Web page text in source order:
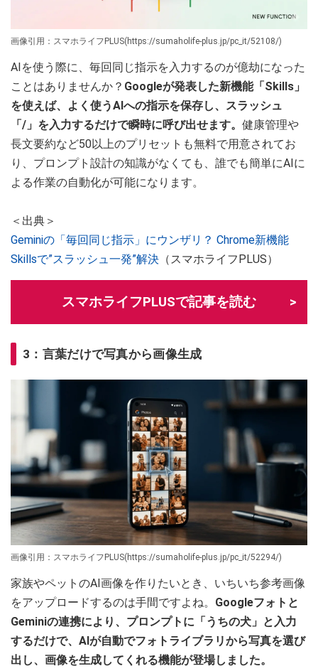
画像引用：スマホライフPLUS(https://sumaholife-plus.jp/pc_it/52108/)
AIを使う際に、毎回同じ指示を入力するのが億劫になった
ことはありませんか？ Googleが発表した新機能「Skills」
を使えば、よく使うAIへの指示を保存し、スラッシュ
「/」を入力するだけで瞬時に呼び出せます。 健康管理や
長文要約など50以上のプリセットも無料で用意されてお
り、プロンプト設計の知識がなくても、誰でも簡単にAIに
よる作業の自動化が可能になります。
＜出典＞
Geminiの「毎回同じ指示」にウンザリ？ Chrome新機能
Skillsで”スラッシュ一発”解決 （スマホライフPLUS）
スマホライフPLUSで記事を読む
3：言葉だけで写真から画像生成
画像引用：スマホライフPLUS(https://sumaholife-plus.jp/pc_it/52294/)
家族やペットのAI画像を作りたいとき、いちいち参考画像
をアップロードするのは手間ですよね。 Googleフォトと
Geminiの連携により、プロンプトに「うちの犬」と入力
するだけで、AIが自動でフォトライブラリから写真を選び
出し、画像を生成してくれる機能が登場しました。